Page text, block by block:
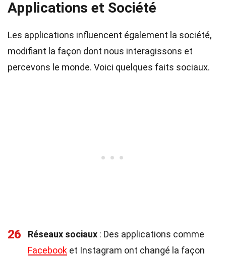
Applications et Société
Les applications influencent également la société,
modifiant la façon dont nous interagissons et
percevons le monde. Voici quelques faits sociaux.
26 Réseaux sociaux : Des applications comme
Facebook et Instagram ont changé la façon